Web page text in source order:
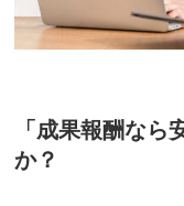
「成果報酬な
か？